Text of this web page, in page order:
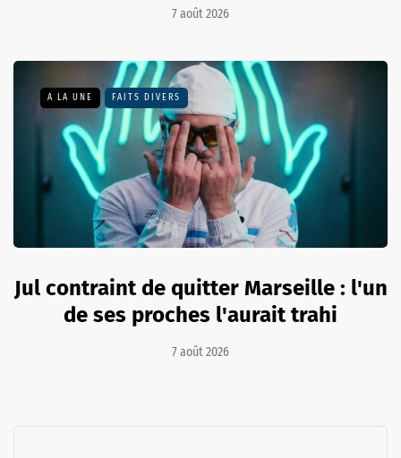
7 août 2026
A LA UNE FAITS DIVERS
Jul contraint de quitter Marseille : l'un
de ses proches l'aurait trahi
7 août 2026